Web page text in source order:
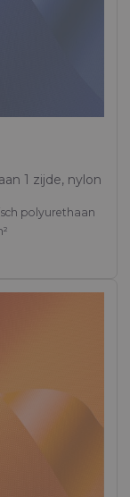
1 zijde, nylon
polyurethaan